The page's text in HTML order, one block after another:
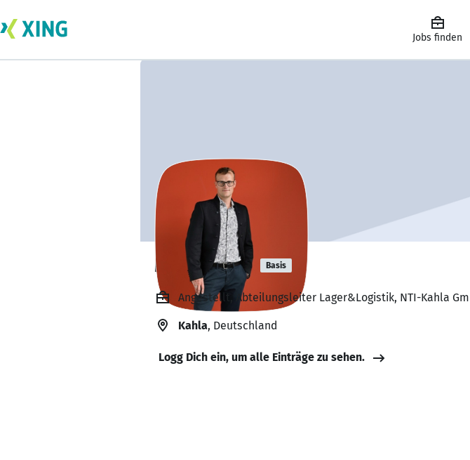
Jobs finden
Mario Rahn Basis
Angestellt, Abteilungsleiter Lager&Logistik, NTI-Kahla
Kahla, Deutschland
Logg Dich ein, um alle Einträge zu sehen.